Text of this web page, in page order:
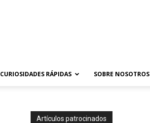
CURIOSIDADES RÁPIDAS SOBRE NOSOTROS
Artículos patrocinados